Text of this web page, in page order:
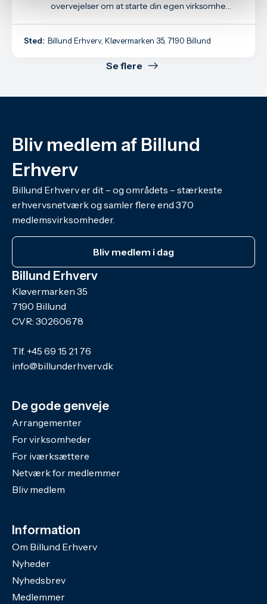
Se flere
overvejelser om at starte din egen virksomhed
Sted: Billund Erhverv, Kløvermarken 35, 7190 Billund
Bliv medlem af Billund
Erhverv
Billund Erhverv er dit – og områdets – stærkeste
erhvervsnetværk og samler flere end 370
medlemsvirksomheder.
Bliv medlem i dag
Billund Erhverv
Kløvermarken 35
7190 Billund
CVR: 30260678
Tlf. +45 69 15 21 76
info@billunderhverv.dk
De gode genveje
Arrangementer
For virksomheder
For iværksættere
Netværk for medlemmer
Bliv medlem
Information
Om Billund Erhverv
Nyheder
Nyhedsbrev
Medlemmer